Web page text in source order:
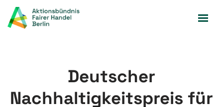
Zum
Deutscher
Nachhaltigkeitspreis für